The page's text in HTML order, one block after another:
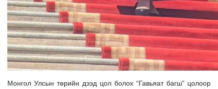
Монгол Улсын төрийн дээд цол болох “Гавьяат багш” цолоор